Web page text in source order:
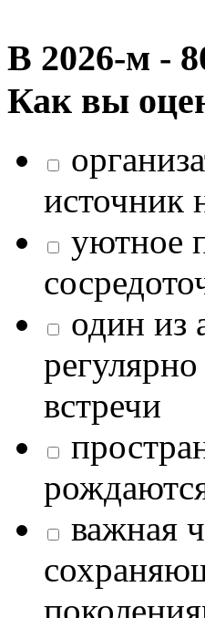
В 2026‑м -
Как вы
источник
уютное
один из
встречи
важная